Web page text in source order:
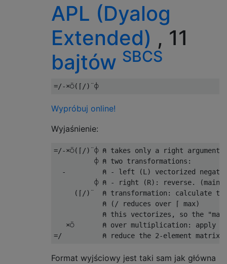
APL (Dyalog
Extended) , 11
bajtów SBCS
=/-×⍥(⌈/)¨⌽
Wypróbuj online!
Wyjaśnienie:
=/-×⍥(⌈/)¨⌽ ⍝ takes only a right argument
⌽ ⍝ two transformations :
-
⍝ - left (L )
vectorized
⌽ ⍝ - right (R): reverse. (main
(⌈/)¨
⍝ transformation :
calculate
⍝
(/ reduces over ⌈ max)
⍝ this vectorizes , so the
×⍥
⍝ over multiplication :
apply
=/
⍝ reduce the 2-element matrix
Format wyjściowy jest taki sam jak główna